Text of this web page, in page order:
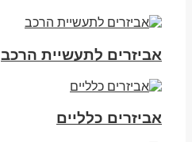
אביזרים לתעשיית הרכב
אביזרים כלליים